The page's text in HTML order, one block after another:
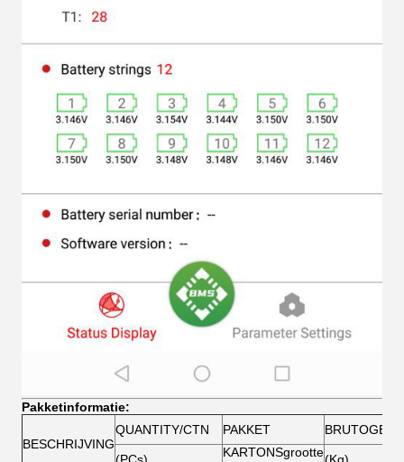
Pakketinformatie:
BESCHRIJVING
QUANTITY/CTN PAKKET
KARTONSgrootte